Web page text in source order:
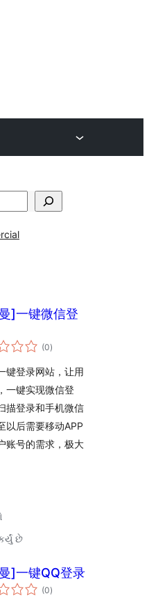
]一键微信登
(0કુલ
રેટિંગ્સ
)
键登录网站，让用
一键实现微信登
描登录和手机微信
以后需要移动APP
账号的需求，极大
છે
]一键QQ登录
(0કુલ
રેટિંગ્સ
)